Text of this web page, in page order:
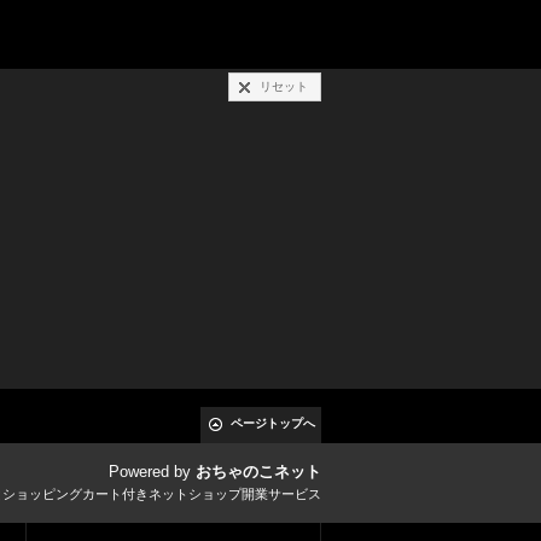
リセット
ページトップへ
Powered by おちゃのこネット
ョッピングカート付きネットショップ開業サービス